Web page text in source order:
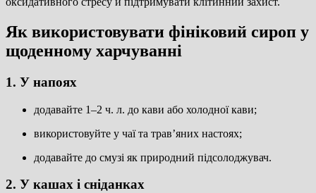
Як використовувати фініковий сироп у
щоденному харчуванні
1. У напоях
додавайте 1–2 ч. л. до кави або холодної кави;
використовуйте у чаї та трав’яних настоях;
додавайте до смузі як природний підсолоджувач.
2. У кашах і сніданках